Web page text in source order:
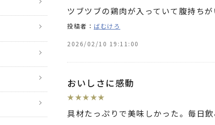
ツブツブの鶏肉が入っていて腹持ち
投稿者： ばむけろ
2026/02/10 19:11:00
おいしさに感動
★ ★★ ★★
具材たっぷりで美味しかった。毎日飲